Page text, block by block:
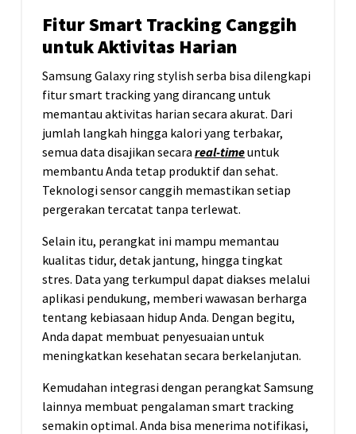
Fitur Smart Tracking Canggih
untuk Aktivitas Harian
Samsung Galaxy ring stylish serba bisa dilengkapi
fitur smart tracking yang dirancang untuk
memantau aktivitas harian secara akurat. Dari
jumlah langkah hingga kalori yang terbakar,
semua data disajikan secara real-timeuntuk
membantu Anda tetap produktif dan sehat.
Teknologi sensor canggih memastikan setiap
pergerakan tercatat tanpa terlewat.
Selain itu, perangkat ini mampu memantau
kualitas tidur, detak jantung, hingga tingkat
stres. Data yang terkumpul dapat diakses melalui
aplikasi pendukung, memberi wawasan berharga
tentang kebiasaan hidup Anda. Dengan begitu,
Anda dapat membuat penyesuaian untuk
meningkatkan kesehatan secara berkelanjutan.
Kemudahan integrasi dengan perangkat Samsung
lainnya membuat pengalaman smart tracking
semakin optimal. Anda bisa menerima notifikasi,